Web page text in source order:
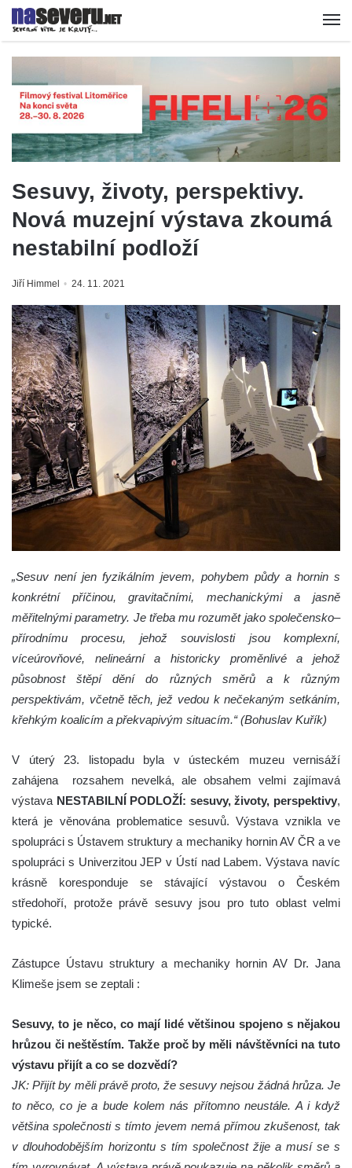
Sesuvy, životy, perspektivy.
Nová muzejní výstava zkoumá
nestabilní podloží
Jiří Himmel 24. 11. 2021
„Sesuv není jen fyzikálním jevem, pohybem půdy a hornin s
konkrétní příčinou, gravitačními, mechanickými a jasně
měřitelnými parametry. Je třeba mu rozumět jako společensko–
přírodnímu procesu, jehož souvislosti jsou komplexní,
víceúrovňové, nelineární a historicky proměnlivé a jehož
působnost štěpí dění do různých směrů a k různým
perspektivám, včetně těch, jež vedou k nečekaným setkáním,
křehkým koalicím a překvapivým situacím.“ (Bohuslav Kuřík)
V úterý 23. listopadu byla v ústeckém muzeu vernisáží
zahájena rozsahem nevelká, ale obsahem velmi zajímavá
výstava NESTABILNÍ PODLOŽÍ: sesuvy, životy, perspektivy,
která je věnována problematice sesuvů. Výstava vznikla ve
spolupráci s Ústavem struktury a mechaniky hornin AV ČR a ve
spolupráci s Univerzitou JEP v Ústí nad Labem. Výstava navíc
krásně koresponduje se stávající výstavou o Českém
středohoří, protože právě sesuvy jsou pro tuto oblast velmi
typické.
Zástupce Ústavu struktury a mechaniky hornin AV Dr. Jana
Klimeše jsem se zeptali :
Sesuvy, to je něco, co mají lidé většinou spojeno s nějakou
hrůzou či neštěstím. Takže proč by měli návštěvníci na tuto
výstavu přijít a co se dozvědí?
JK: Přijít by měli právě proto, že sesuvy nejsou žádná hrůza. Je
to něco, co je a bude kolem nás přítomno neustále. A i když
většina společnosti s tímto jevem nemá přímou zkušenost, tak
v dlouhodobějším horizontu s tím společnost žije a musí se s